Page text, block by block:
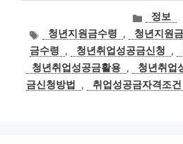
카
테
고
리
정보
태
그
청년지원금수령 , 청년지원
금수령
, 청년취업성공금신청 ,
청년취업성공금활용 , 청년취업
금신청방법
, 취업성공금자격조건